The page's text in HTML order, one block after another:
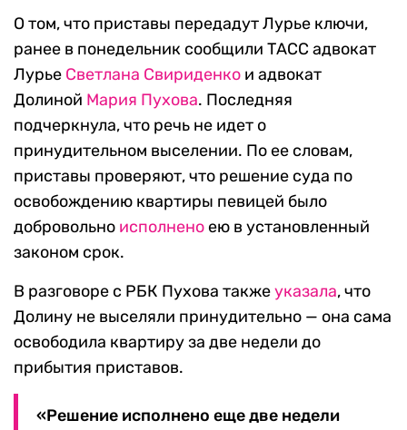
О том, что приставы передадут Лурье ключи,
ранее в понедельник сообщили ТАСС адвокат
Лурье Светлана Свириденко и адвокат
Долиной Мария Пухова. Последняя
подчеркнула, что речь не идет о
принудительном выселении. По ее словам,
приставы проверяют, что решение суда по
освобождению квартиры певицей было
добровольно исполненоею в установленный
законом срок.
В разговоре с РБК Пухова такжеуказала, что
Долину не выселяли принудительно — она сама
освободила квартиру за две недели до
прибытия приставов.
«Решение исполнено еще две недели